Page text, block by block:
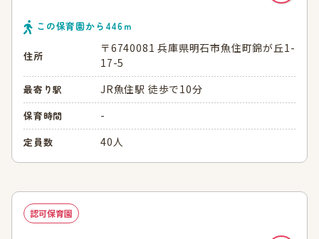
この保育園から 446ｍ
住所
〒6740081 兵庫県明石市魚住町錦が丘1-
17-5
最寄り駅 JR魚住駅 徒歩で10分
保育時間 -
定員数 40人
認可保育園